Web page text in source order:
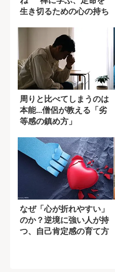
生き切るための心の持ち
周りと比べてしまうのは
本能...僧侶が教える「劣
等感の鎮め方」
なぜ「心が折れやすい」
のか？逆境に強い人が持
つ、自己肯定感の育て方